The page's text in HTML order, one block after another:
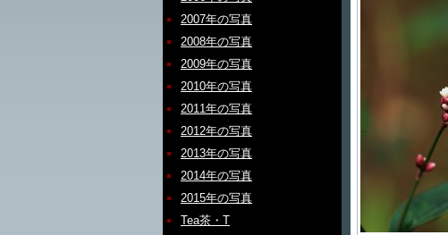
2007年の写真
2008年の写真
2009年の写真
2010年の写真
2011年の写真
2012年の写真
2013年の写真
2014年の写真
2015年の写真
Tea茶・T